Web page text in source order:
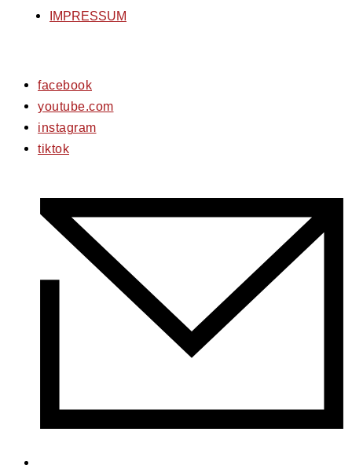
IMPRESSUM
facebook
youtube.com
instagram
tiktok